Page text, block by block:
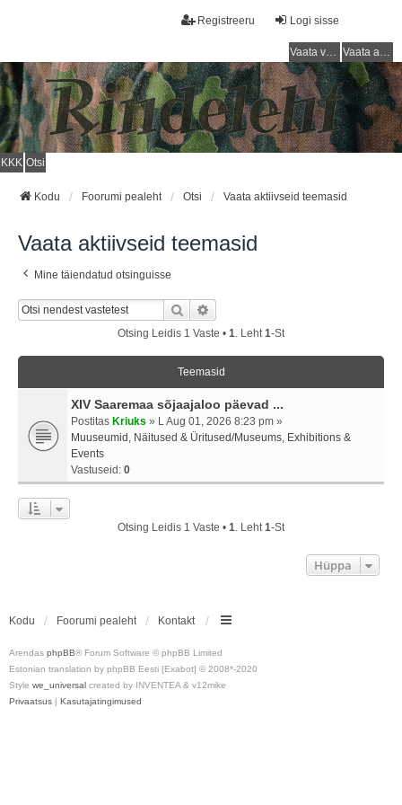
Logi sisse
Registreeru
Vaata vastamata teemasi Vaata aktiivseid teemasid
KKK Otsi
Kodu Foorumi pealeht Otsi Vaata aktiivseid teemasid
Vaata aktiivseid teemasid
Mine täiendatud otsinguisse
Otsi
Otsing Leidis 1 Vaste • 1. Leht1-st
Teemasid
XIV Saaremaa sõjaajaloo päevad ...
Postitas Kriuks » L Aug 01, 2026 8:23 pm »
Muuseumid, Näitused & Üritused/Museums, Exhibitions &
Events
Vastuseid: 0
Otsing Leidis 1 Vaste • 1. Leht1-st
Hüppa
Kodu Foorumi pealeht Kontakt
Arendas phpBB® Forum Software © phpBB Limited
Estonian translation by phpBB Eesti [Exabot] © 2008*-2020
Style we_universal created by INVENTEA & v12mike
Privaatsus | Kasutajatingimused